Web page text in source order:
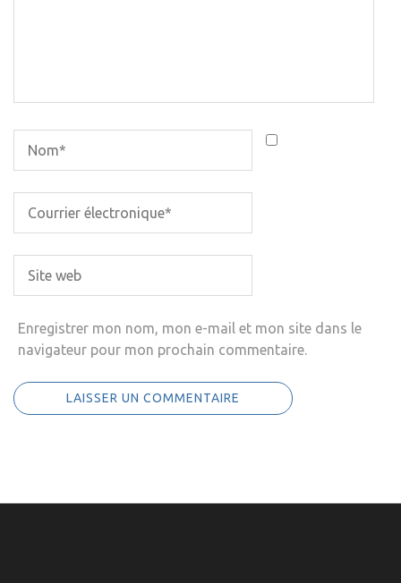
Enregistrer mon nom, mon e-mail et mon site dans le
navigateur pour mon prochain commentaire.